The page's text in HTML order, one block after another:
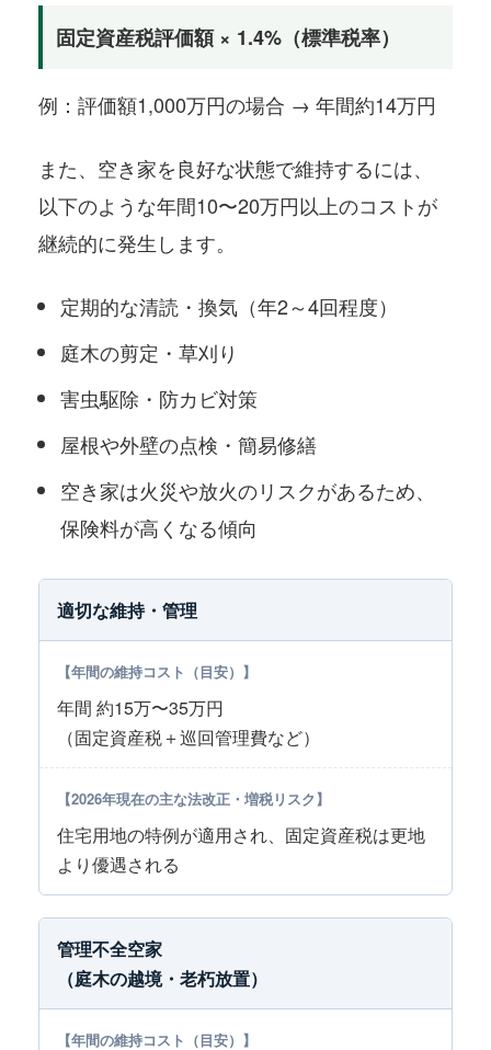
固定資産税評価額 × 1.4%（標準税率）
例：評価額1,000万円の場合 → 年間約14万円
また、空き家を良好な状態で維持するには、
以下のような年間10〜20万円以上のコストが
継続的に発生します。
定期的な清読・換気（年2～4回程度）
庭木の剪定・草刈り
害虫駆除・防カビ対策
屋根や外壁の点検・簡易修繕
空き家は火災や放火のリスクがあるため、
保険料が高くなる傾向
適切な維持・管理
年間 約15万〜35万円
（固定資産税＋巡回管理費など）
住宅用地の特例が適用され、固定資産税は更地
より優遇される
管理不全空家
（庭木の越境・老朽放置）